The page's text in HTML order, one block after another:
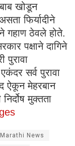
खोडून
फिर्यादीने
गहाण ठेवले होते.
पक्षाने दागिने
पुरावा
सर्व पुरावा
ऐकून मेहरबान
मुक्तता
News